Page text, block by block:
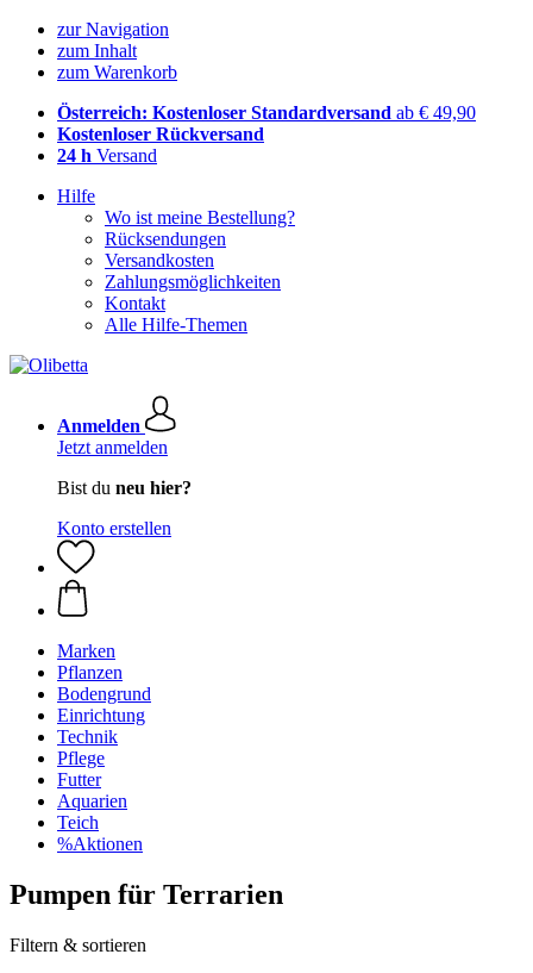
zur Navigation
zum Inhalt
zum Warenkorb
Österreich: Kostenloser Standardversand ab € 49,90
Kostenloser Rückversand
24 h Versand
Hilfe
Wo ist meine Bestellung?
Rücksendungen
Versandkosten
Zahlungsmöglichkeiten
Kontakt
Alle Hilfe-Themen
Anmelden
Jetzt anmelden
Bist du neu hier?
Konto erstellen
Marken
Pflanzen
Bodengrund
Einrichtung
Technik
Pflege
Futter
Aquarien
Teich
%Aktionen
Pumpen für Terrarien
Filtern & sortieren